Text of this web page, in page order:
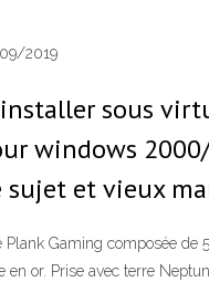
2019
sous
windows
sujet et vieux
Gaming composée
or. Prise avec terre